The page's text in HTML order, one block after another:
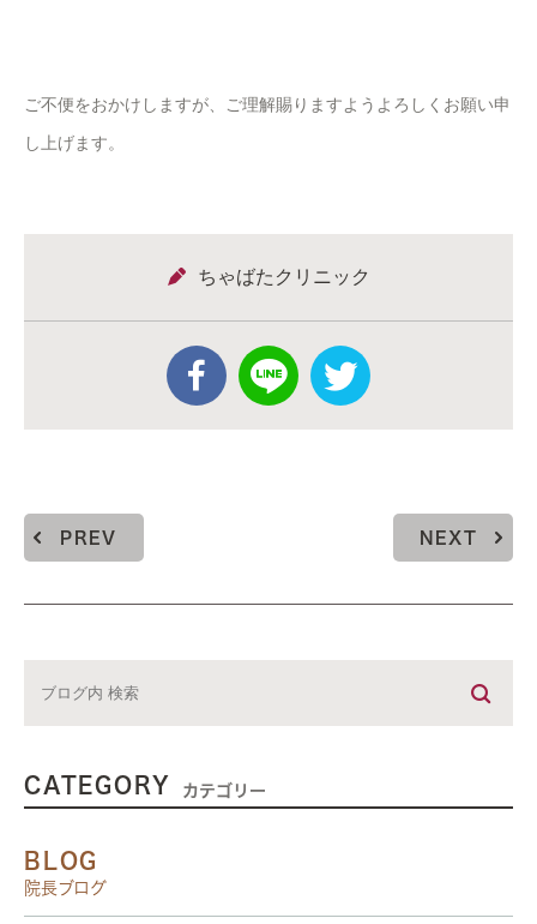
ご不便をおかけしますが、ご理解賜りますようよろしくお願い申
し上げます。
ちゃばたクリニック
PREV NEXT
CATEGORY カテゴリー
BLOG
院長ブログ